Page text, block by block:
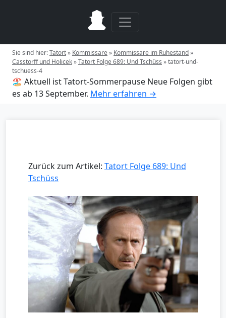
Sie sind hier:Tatort» Kommissare» Kommissare im Ruhestand»
Casstorff und Holicek»Tatort Folge 689: Und Tschüss »tatort-und-
tschuess-4
🏖️ Aktuell ist Tatort-Sommerpause Neue Folgen gibt
es ab 13 September. Mehr erfahren →
Zurück zum Artikel: Tatort Folge 689: Und
Tschüss